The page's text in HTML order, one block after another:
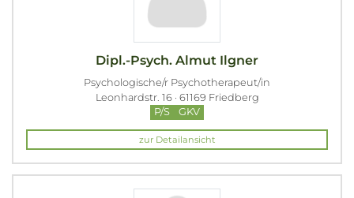
Dipl.-Psych. Almut Ilgner
Psychologische/r Psychotherapeut/in
Leonhardstr. 16 · 61169 Friedberg
P/S
GKV
zur Detailansicht